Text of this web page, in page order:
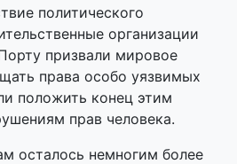
политического
организации
призвали мировое
права особо уязвимых
положить конец этим
прав человека.
осталось немногим более